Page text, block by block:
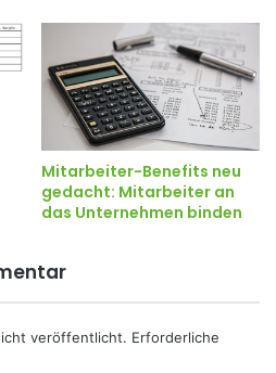
Mitarbeiter-Benefits neu
gedacht: Mitarbeiter an
das Unternehmen binden
veröffentlicht. Erforderliche